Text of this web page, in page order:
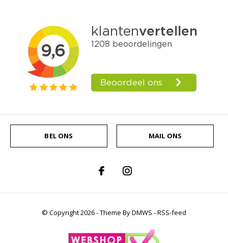
BEL ONS MAIL ONS
© Copyright2026- Theme ByDMWS -RSS-feed